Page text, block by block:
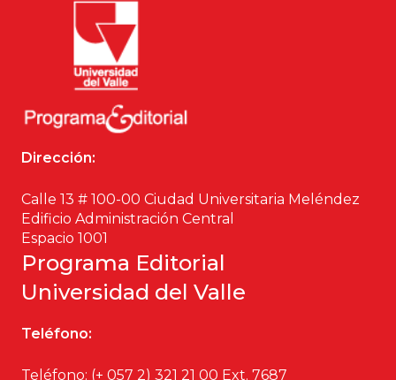
Dirección:
Calle 13 # 100-00 Ciudad Universitaria Meléndez
Edificio Administración Central
Espacio 1001
Programa Editorial
Universidad del Valle
Teléfono:
Teléfono: (+ 057 2) 321 21 00 Ext. 7687